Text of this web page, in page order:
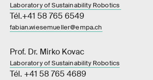
Laboratory of Sustainability Robotics
Tél.+41 58 765 6549
fabian.wiesemueller@empa.ch
Prof. Dr. Mirko Kovac
Laboratory of Sustainability Robotics
Tél. +41 58 765 4689